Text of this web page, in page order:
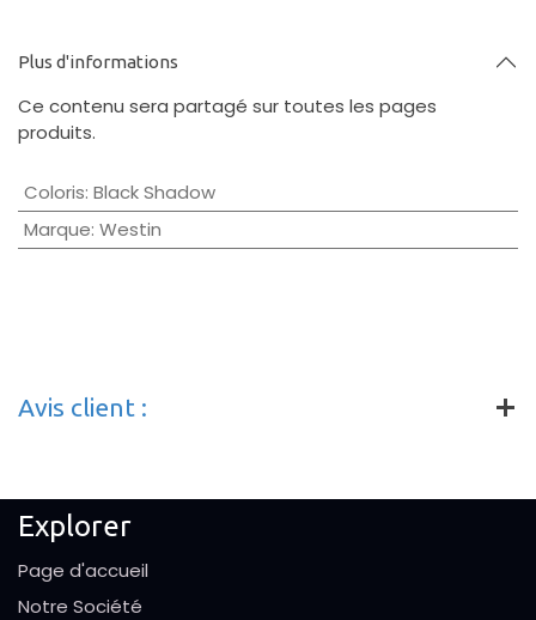
Plus d'informations
Ce contenu sera partagé sur toutes les pages
produits.
Coloris: Black Shadow
Marque: Westin
Avis client :
Explorer
Page d'accueil
Notre Société